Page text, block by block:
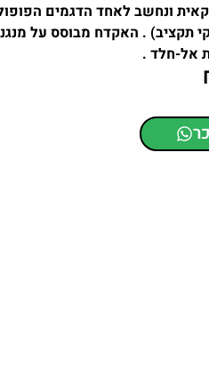
ונחשב לאחד הדגמים
אל-חלד .